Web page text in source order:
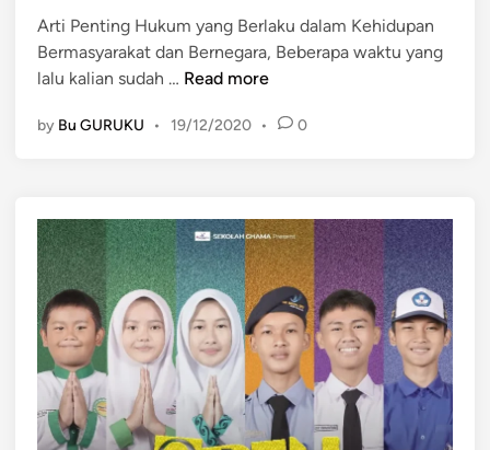
a
n
S
s
M
a
s
y
a
r
a
k
a
i
n
Arti Penting Hukum yang Berlaku dalam Kehidupan
Bermasyarakat dan Bernegara, Beberapa waktu yang
lalu kalian sudah … A
t
n
t
i
n
g
H
u
Read more
by Bu GURUKU • 19/12/2020 • 0